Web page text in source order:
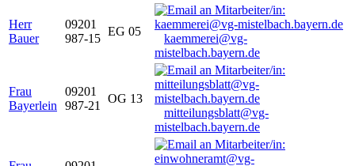
Herr
Bauer
09201
987-15
EG 05
kaemmerei@vg-
mistelbach.bayern.de
Frau
Bayerlein
09201
987-21
OG 13
mitteilungsblatt@vg-
mistelbach.bayern.de